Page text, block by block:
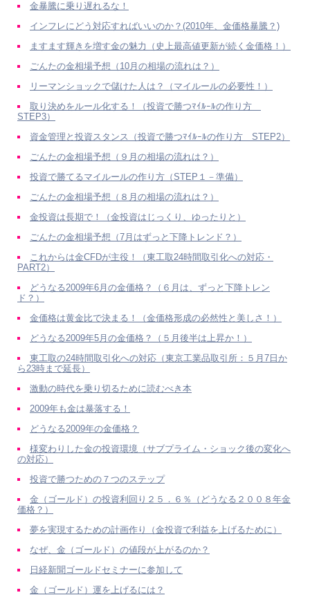
金暴騰に乗り遅れるな！
インフレにどう対応すればいいのか？(2010年、金価格暴騰？)
ますます輝きを増す金の魅力（史上最高値更新が続く金価格！）
ごんたの金相場予想（10月の相場の流れは？）
リーマンショックで儲けた人は？（マイルールの必要性！）
取り決めをルール化する！（投資で勝つﾏｲﾙｰﾙの作り方
STEP3）
資金管理と投資スタンス（投資で勝つﾏｲﾙｰﾙの作り方 STEP2）
ごんたの金相場予想（９月の相場の流れは？）
投資で勝てるマイルールの作り方（STEP１－準備）
ごんたの金相場予想（８月の相場の流れは？）
金投資は長期で！（金投資はじっくり、ゆったりと）
ごんたの金相場予想（7月はずっと下降トレンド？）
これからは金CFDが主役！（東工取24時間取引化への対応・
PART2）
どうなる2009年6月の金価格？（６月は、ずっと下降トレン
ド？）
金価格は黄金比で決まる！（金価格形成の必然性と美しさ！）
どうなる2009年5月の金価格？（５月後半は上昇か！）
東工取の24時間取引化への対応（東京工業品取引所：５月7日か
ら23時まで延長）
激動の時代を乗り切るために読むべき本
2009年も金は暴落する！
どうなる2009年の金価格？
様変わりした金の投資環境（サブプライム・ショック後の変化へ
の対応）
投資で勝つための７つのステップ
金（ゴールド）の投資利回り２５．６％（どうなる２００８年金
価格？）
夢を実現するための計画作り（金投資で利益を上げるために）
なぜ、金（ゴールド）の値段が上がるのか？
日経新聞ゴールドセミナーに参加して
金（ゴールド）運を上げるには？